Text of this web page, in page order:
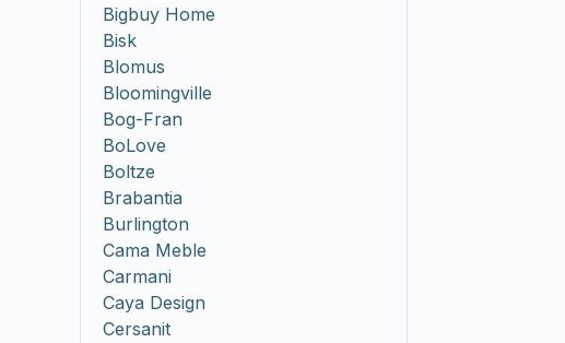
Bigbuy Home
Bisk
Blomus
Bloomingville
Bog-Fran
BoLove
Boltze
Brabantia
Burlington
Cama Meble
Carmani
Caya Design
Cersanit